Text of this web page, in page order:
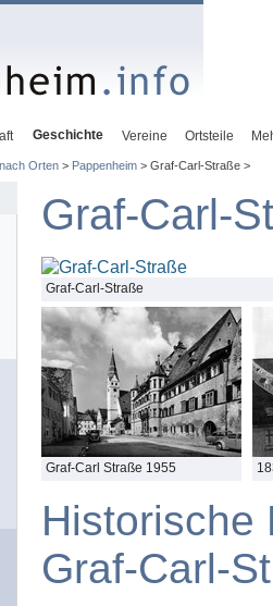
Geschichte Vereine Ortsteile
Orten> Pappenheim> Graf-Carl-Straße >
Graf-Carl-
Graf-Carl-Straße
Graf-Carl Straße 1955
Historische
Graf-Carl-